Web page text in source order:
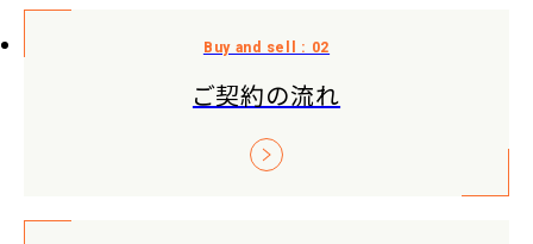
ご契約の流れ